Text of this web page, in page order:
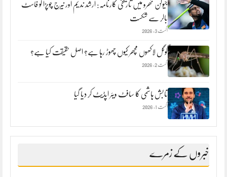
جیولن تھرو میں تاریخی کارنامہ: ارشد ندیم اور نیرج چوپڑا کو فاسٹ
بالر سے شکست
اگست 3, 2026
گوگل لاکھوں مچھر کیوں چھوڑ رہا ہے؟ اصل حقیقت کیا ہے؟
اگست 2, 2026
تابش ہاشمی کا سافٹ ویئر اپڈیٹ کر دیا گیا
اگست 1, 2026
خبروں کے زمرے